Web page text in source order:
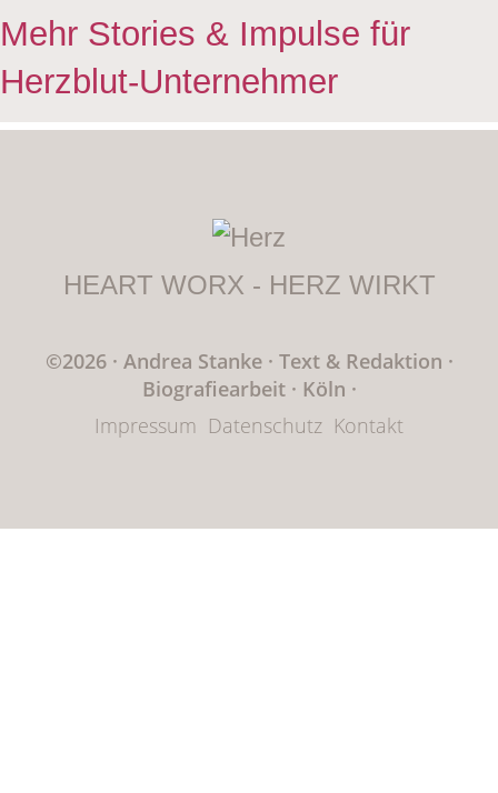
Mehr Stories & Impulse für
Herzblut-Unternehmer
HEART WORX - HERZ WIRKT
©2026 · Andrea Stanke· Text & Redaktion ·
Biografiearbeit · Köln ·
Impressum Datenschutz Kontakt